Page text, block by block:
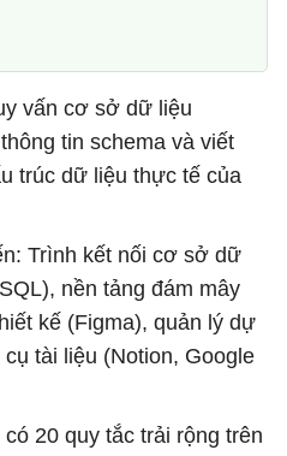
vấn cơ sở dữ liệu
tin schema và viết
trúc dữ liệu thực tế của
Trình kết nối cơ sở dữ
nền tảng đám mây
kế (Figma), quản lý dự
tài liệu (Notion, Google
có 20 quy tắc trải rộng trên